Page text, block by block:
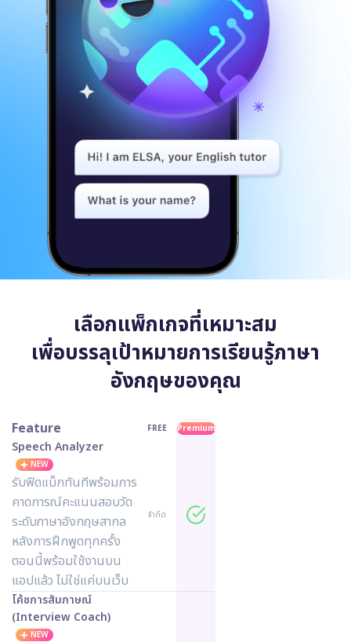
เลือกแพ็กเกจที่เหมาะสม
เพื่อบรรลุเป้าหมายการเรียนรู้ภาษา
อังกฤษของคุณ
Feature FREE Premium
Speech Analyzer
NEW
รับฟีดแบ็กทันทีพร้อมการ
คาดการณ์คะแนนสอบวัด
ระดับภาษาอังกฤษสากล
หลังการฝึกพูดทุกครั้ง
ตอนนี้พร้อมใช้งานบน
แอปแล้ว ไม่ใช่แค่บนเว็บ
จำกัด
โค้ชการสัมภาษณ์
(Interview Coach)
NEW